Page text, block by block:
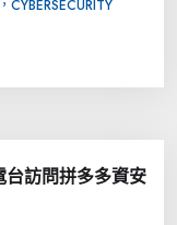
訪問拼多多資安